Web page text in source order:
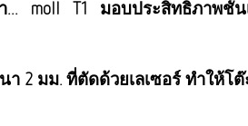
moll T1 มอบประสิทธิภาพชั้
2 มม. ที่ตัดด้วยเลเซอร์ ทำให้